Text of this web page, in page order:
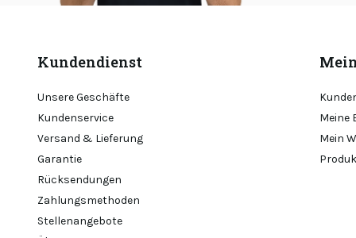
Kundendienst
Unsere Geschäfte
Kundenservice
Versand & Lieferung
Garantie
Rücksendungen
Zahlungsmethoden
Stellenangebote
Meine
Mein